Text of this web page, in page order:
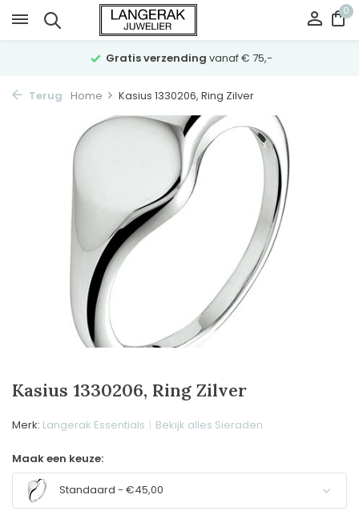
0
Gratis verzending vanaf € 75,-
Terug Home Kasius 1330206, Ring Zilver
Kasius 1330206, Ring Zilver
Merk: Langerak Essentials Bekijk alles Sieraden
Maak een keuze:
Standaard - €45,00